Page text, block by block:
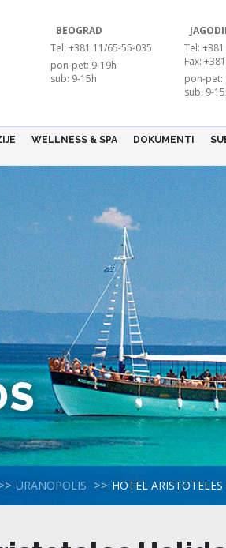
BEOGRAD
Tel: +381 11/65-55-035
pon-pet: 9-19h
sub: 9-15h
Tel:
Fax:
pon-pet:
sub: 9-
WELLNESS & SPA DOKUMENTI
URANOPOLIS HOTEL